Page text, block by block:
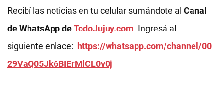
Recibí las noticias en tu celular sumándote al Canal
de WhatsApp deTodoJujuy.com. Ingresá al
siguiente enlace: https://whatsapp.com/channel/00
29VaQ05Jk6BIErMlCL0v0j